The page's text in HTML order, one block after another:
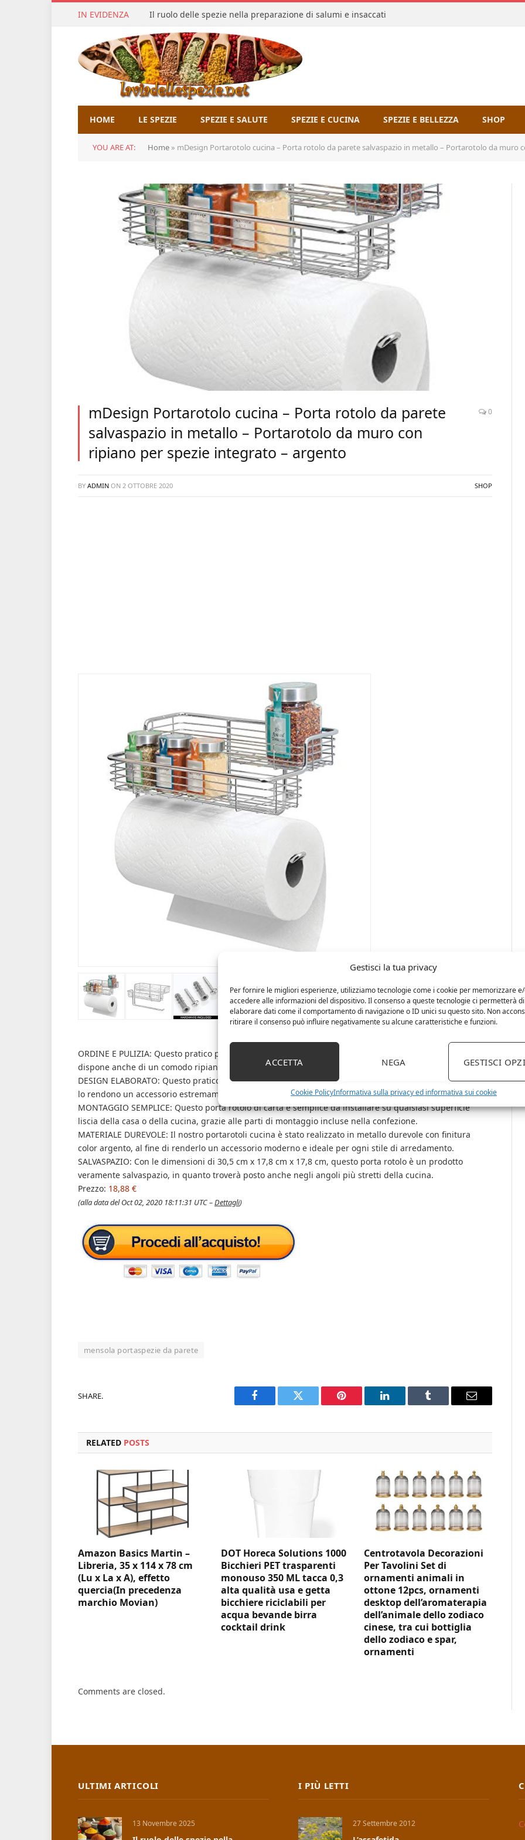
Gestisci la tua privacy
Per fornire le migliori esperienze, utilizziamo tecnologie come i cookie per memorizzare
accedere alle informazioni del dispositivo. Il consenso a queste tecnologie ci permetterà di
elaborare dati come il comportamento di navigazione o ID unici su questo sito. Non
ritirare il consenso può influire negativamente su alcune caratteristiche e funzioni.
ACCETTA NEGA GESTISCI
Cookie PolicyInformativa sulla privacy ed informativa sui cookie
IN EVIDENZA Il ruolo delle spezie nella preparazione di salumi e insaccati
HOME LE SPEZIE SPEZIE E SALUTE SPEZIE E CUCINA SPEZIE E BELLEZZA SHOP
YOU ARE AT: Home » mDesign Portarotolo cucina – Porta rotolo da parete salvaspazio in metallo – Portarotolo da muro
mDesign Portarotolo cucina – Porta rotolo da parete
salvaspazio in metallo – Portarotolo da muro con
ripiano per spezie integrato – argento
0
BY ADMIN ON 2 OTTOBRE 2020 SHOP
ORDINE E PULIZIA: Questo pratico portarotoli da cucina offre spazio per i rotoli di carta assorbente, ma
dispone anche di un comodo ripiano utilizzabile come portaspezie.
DESIGN ELABORATO: Questo pratico accessorio da cucina dispone di comode mensole portaoggetti, che
lo rendono un accessorio estremamente utile e salvaspazio.
MONTAGGIO SEMPLICE: Questo porta rotolo di carta è semplice da installare su qualsiasi superficie
liscia della casa o della cucina, grazie alle parti di montaggio incluse nella confezione.
MATERIALE DUREVOLE: Il nostro portarotoli cucina è stato realizzato in metallo durevole con finitura
color argento, al fine di renderlo un accessorio moderno e ideale per ogni stile di arredamento.
SALVASPAZIO: Con le dimensioni di 30,5 cm x 17,8 cm x 17,8 cm, questo porta rotolo è un prodotto
veramente salvaspazio, in quanto troverà posto anche negli angoli più stretti della cucina.
Prezzo: 18,88 €
(alla data del Oct 02, 2020 18:11:31 UTC –Dettagli)
mensola portaspezie da parete
SHARE.
Facebook Twitter Pinterest LinkedIn Tumblr Email
RELATED POSTS
Amazon Basics Martin –
Libreria, 35 x 114 x 78 cm
(Lu x La x A), effetto
quercia(In precedenza
marchio Movian)
DOT Horeca Solutions 1000
Bicchieri PET trasparenti
monouso 350 ML tacca 0,3
alta qualità usa e getta
bicchiere riciclabili per
acqua bevande birra
cocktail drink
Centrotavola Decorazioni
Per Tavolini Set di
ornamenti animali in
ottone 12pcs, ornamenti
desktop dell’aromaterapia
dell’animale dello zodiaco
cinese, tra cui bottiglia
dello zodiaco e spar,
ornamenti
Comments are closed.
ULTIMI ARTICOLI
13 Novembre 2025
I PIÙ LETTI
27 Settembre 2012